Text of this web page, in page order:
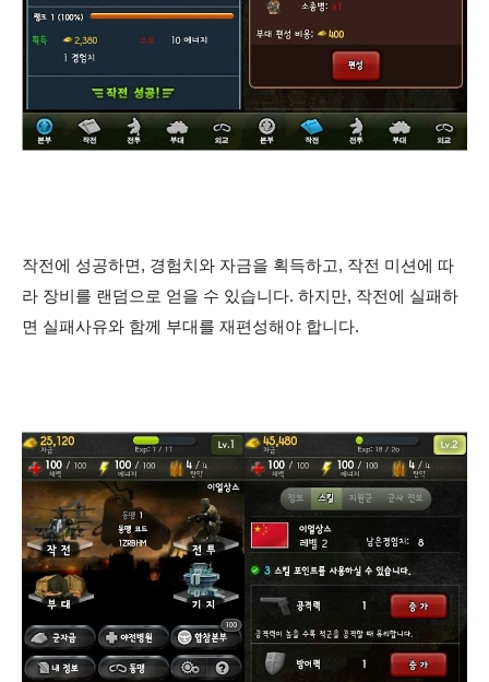
작전에 성공하면, 경험치와 자금을 획득하고, 작전 미션에 따
라 장비를 랜덤으로 얻을 수 있습니다. 하지만, 작전에 실패하
면 실패사유와 함께 부대를 재편성해야 합니다.